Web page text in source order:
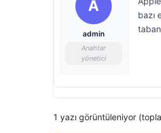
A
admin
Anahtar
yönetici
bazı
1 yazı görüntüleniyor